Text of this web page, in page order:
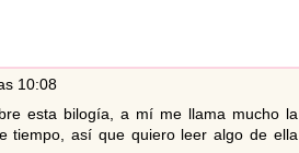
10:08
esta bilogía, a mí me llama mucho la
tiempo, así que quiero leer algo de ella